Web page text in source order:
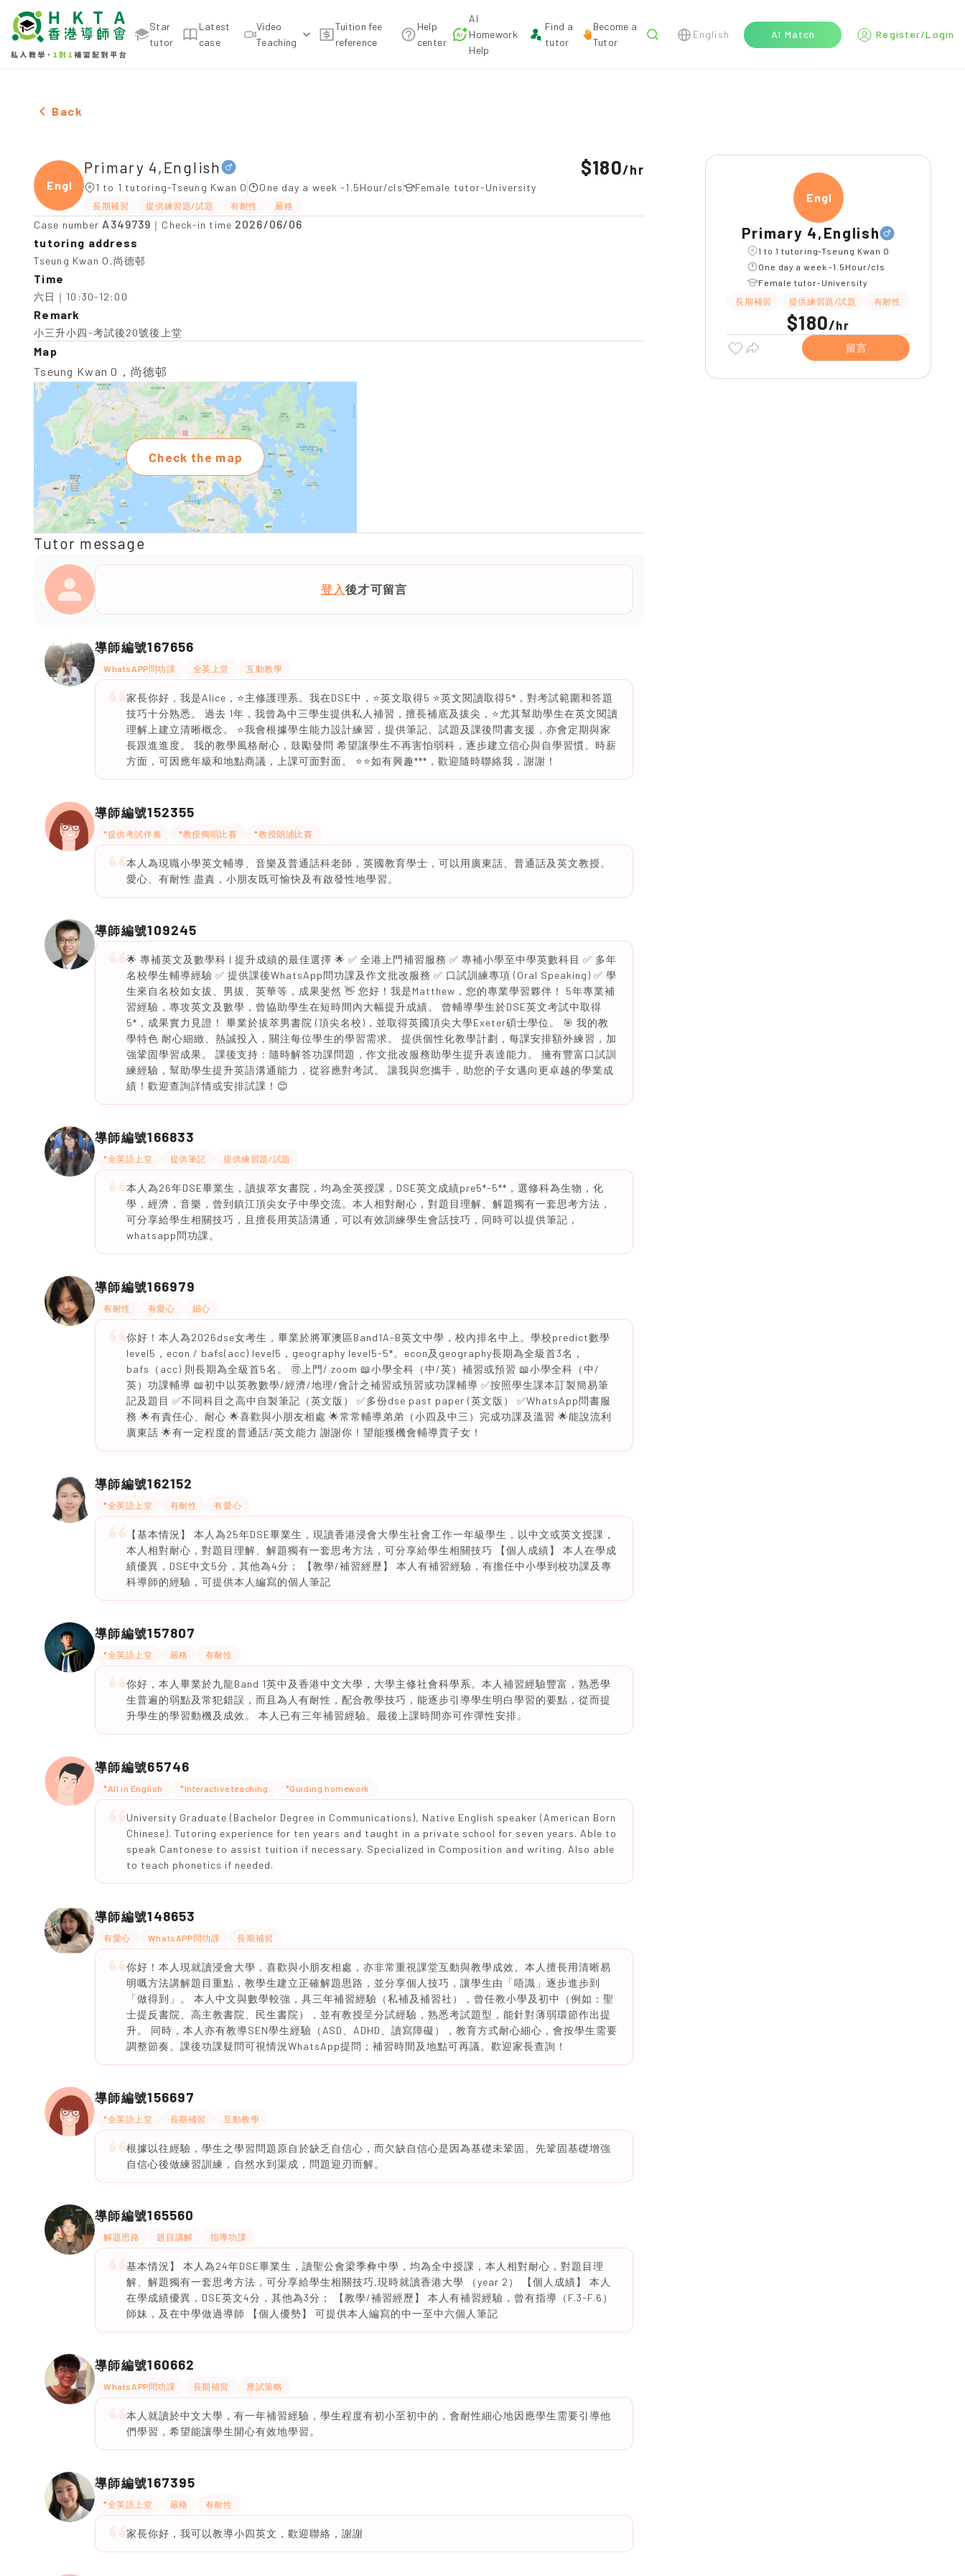
Star
tutor
Latest
case
Video
Teaching
Tuition fee
reference
Help
center
AI
Homework
Help
Find a
tutor
Become a
Tutor
English AI Match Register/Login
Male Primary 4,English，Tseung Kwan O Tuition recommendation
Back
Engli
Primary 4,English
1 to 1 tutoring-Tseung Kwan O One day a week -1.5Hour/cls Female tutor-University
長期補習 提供練習題/試題 有耐性 嚴格
$180/hr
Case number A349739 ｜Check-in time 2026/06/06
tutoring address
Tseung Kwan O,尚德邨
Time
六日｜10:30-12:00
Remark
小三升小四-考試後20號後上堂
Map
Tseung Kwan O，尚德邨
Check the map
Tutor message
登入後才可留言
導師編號167656
WhatsAPP問功課 全英上堂 互動教學
家長你好，我是Alice，⭐️主修護理系。我在DSE中，⭐️英文取得5 ⭐️英文閱讀取得5*，對考試範圍和答題
技巧十分熟悉。 過去 1年，我曾為中三學生提供私人補習，擅長補底及拔尖，⭐️尤其幫助學生在英文閱讀
理解上建立清晰概念。 ⭐️我會根據學生能力設計練習，提供筆記、試題及課後問書支援，亦會定期與家
長跟進進度。 我的教學風格耐心，鼓勵發問 希望讓學生不再害怕弱科，逐步建立信心與自學習慣。時薪
方面，可因應年級和地點商議，上課可面對面。 ⭐️⭐️如有興趣***，歡迎隨時聯絡我，謝謝！
導師編號152355
*提供考試伴奏 *教授獨唱比賽 *教授朗誦比賽
本人為現職小學英文輔導、音樂及普通話科老師，英國教育學士，可以用廣東話、普通話及英文教授。
愛心、有耐性 盡責，小朋友既可愉快及有啟發性地學習。
導師編號109245
🌟 專補英文及數學科 | 提升成績的最佳選擇 🌟 ✅ 全港上門補習服務 ✅ 專補小學至中學英數科目 ✅ 多年
名校學生輔導經驗 ✅ 提供課後WhatsApp問功課及作文批改服務 ✅ 口試訓練專項 (Oral Speaking) ✅ 學
生來自名校如女拔、男拔、英華等，成果斐然 👋 您好！我是Matthew，您的專業學習夥伴！ 5年專業補
習經驗，專攻英文及數學，曾協助學生在短時間內大幅提升成績。 曾輔導學生於DSE英文考試中取得
5*，成果實力見證！ 畢業於拔萃男書院 (頂尖名校)，並取得英國頂尖大學Exeter碩士學位。 🎯 我的教
學特色 耐心細緻、熱誠投入，關注每位學生的學習需求。 提供個性化教學計劃，每課安排額外練習，加
強鞏固學習成果。 課後支持：隨時解答功課問題，作文批改服務助學生提升表達能力。 擁有豐富口試訓
練經驗，幫助學生提升英語溝通能力，從容應對考試。 讓我與您攜手，助您的子女邁向更卓越的學業成
績！歡迎查詢詳情或安排試課！😊
導師編號166833
*全英語上堂 提供筆記 提供練習題/試題
本人為26年DSE畢業生，讀拔萃女書院，均為全英授課，DSE英文成績pre5*-5**，選修科為生物，化
學，經濟，音樂，曾到鎮江頂尖女子中學交流。本人相對耐心，對題目理解、解題獨有一套思考方法，
可分享給學生相關技巧，且擅長用英語溝通，可以有效訓練學生會話技巧，同時可以提供筆記，
whatsapp問功課。
導師編號166979
有耐性 有愛心 細心
你好！本人為2026dse女考生，畢業於將軍澳區Band1A-B英文中學，校內排名中上。學校predict數學
level5，econ / bafs(acc) level5，geography level5-5*。econ及geography長期為全級首3名，
bafs（acc) 則長期為全級首5名。 🉑上門/ zoom 📖小學全科（中/英）補習或預習 📖小學全科（中/
英）功課輔導 📖初中以英教數學/經濟/地理/會計之補習或預習或功課輔導 ✅按照學生課本訂製簡易筆
記及題目 ✅不同科目之高中自製筆記（英文版） ✅多份dse past paper (英文版） ✅WhatsApp問書服
務 🌟有責任心、耐心 🌟喜歡與小朋友相處 🌟常常輔導弟弟（小四及中三）完成功課及溫習 🌟能說流利
廣東話 🌟有一定程度的普通話/英文能力 謝謝你！望能獲機會輔導貴子女！
導師編號162152
*全英語上堂 有耐性 有愛心
【基本情況】 本人為25年DSE畢業生，現讀香港浸會大學生社會工作一年級學生，以中文或英文授課，
本人相對耐心，對題目理解、解題獨有一套思考方法，可分享給學生相關技巧 【個人成績】 本人在學成
績優異，DSE中文5分，其他為4分； 【教學/補習經歷】 本人有補習經驗，有擔任中小學到校功課及專
科導師的經驗，可提供本人編寫的個人筆記
導師編號157807
*全英語上堂 嚴格 有耐性
你好，本人畢業於九龍Band 1英中及香港中文大學，大學主修社會科學系。本人補習經驗豐富，熟悉學
生普遍的弱點及常犯錯誤，而且為人有耐性，配合教學技巧，能逐步引導學生明白學習的要點，從而提
升學生的學習動機及成效。 本人已有三年補習經驗。最後上課時間亦可作彈性安排。
導師編號65746
*All in English *Interactive teaching *Guiding homework
University Graduate (Bachelor Degree in Communications), Native English speaker (American Born
Chinese). Tutoring experience for ten years and taught in a private school for seven years. Able to
speak Cantonese to assist tuition if necessary. Specialized in Composition and writing. Also able
to teach phonetics if needed.
導師編號148653
有愛心 WhatsAPP問功課 長期補習
你好！本人現就讀浸會大學，喜歡與小朋友相處，亦非常重視課堂互動與教學成效。本人擅長用清晰易
明嘅方法講解題目重點，教學生建立正確解題思路，並分享個人技巧，讓學生由「唔識」逐步進步到
「做得到」。 本人中文與數學較強，具三年補習經驗（私補及補習社），曾任教小學及初中（例如：聖
士提反書院、高主教書院、民生書院），並有教授呈分試經驗，熟悉考試題型，能針對薄弱環節作出提
升。 同時，本人亦有教導SEN學生經驗（ASD、ADHD、讀寫障礙），教育方式耐心細心，會按學生需要
調整節奏。課後功課疑問可視情況WhatsApp提問；補習時間及地點可再議。歡迎家長查詢！
導師編號156697
*全英語上堂 長期補習 互動教學
根據以往經驗，學生之學習問題原自於缺乏自信心，而欠缺自信心是因為基礎未鞏固。先鞏固基礎增強
自信心後做練習訓練，自然水到渠成，問題迎刃而解。
導師編號165560
解題思路 題目講解 指導功課
基本情況】 本人為24年DSE畢業生，讀聖公會梁季彜中學，均為全中授課，本人相對耐心，對題目理
解、解題獨有一套思考方法，可分享給學生相關技巧,現時就讀香港大學 （year 2） 【個人成績】 本人
在學成績優異，DSE英文4分，其他為3分； 【教學/補習經歷】 本人有補習經驗，曾有指導（F.3-F.6）
師妹，及在中學做過導師 【個人優勢】 可提供本人編寫的中一至中六個人筆記
導師編號160662
WhatsAPP問功課 長期補習 應試策略
本人就讀於中文大學，有一年補習經驗，學生程度有初小至初中的，會耐性細心地因應學生需要引導他
們學習，希望能讓學生開心有效地學習。
導師編號167395
*全英語上堂 嚴格 有耐性
家長你好，我可以教導小四英文，歡迎聯絡，謝謝
Engli
Primary 4,English
1 to 1 tutoring-Tseung Kwan O
One day a week -1.5Hour/cls
Female tutor-University
長期補習
提供練習題/試題 有耐性
$180/hr
留言